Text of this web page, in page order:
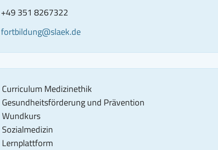
Yvonne
Michel:
CONTACT_BLOCK_FAX_NUMBER_SRONLY
+49 351 8267322
E-
an
Yvonne
Michel:
fortbildung@slaek.de
fortbildung@slaek.de
Curriculum Medizinethik
Gesundheitsförderung und Prävention
Wundkurs
Sozialmedizin
Lernplattform